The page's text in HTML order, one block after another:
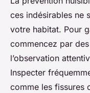
ces indésirables ne
votre habitat. Pour
commencez par
l’observation
Inspecter
comme les fissures